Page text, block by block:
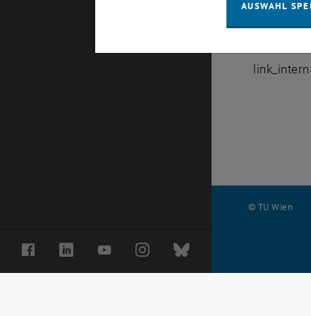
FacebookLinkedInYouTubeInstagramBluesky
Die
Nähere
© TU Wien
AUSWAHL